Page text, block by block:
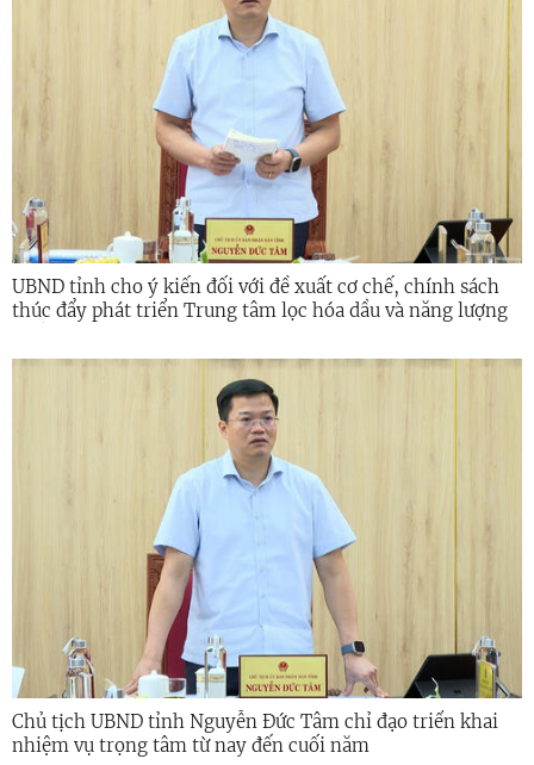
UBND tỉnh cho ý kiến đối với đề xuất cơ chế, chính sách
thúc đẩy phát triển Trung tâm lọc hóa dầu và năng lượng
Chủ tịch UBND tỉnh Nguyễn Đức Tâm chỉ đạo triển khai
nhiệm vụ trọng tâm từ nay đến cuối năm